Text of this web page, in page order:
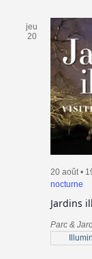
jeu
20
Jardins
20 août •
nocturne
Parc &